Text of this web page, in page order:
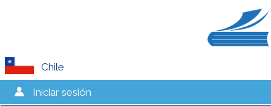
Chile
Iniciar sesión